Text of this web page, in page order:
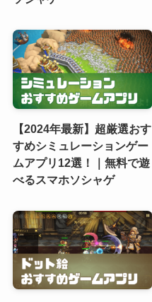
【2024年最新】超厳選おす
すめシミュレーションゲー
ムアプリ12選！｜無料で遊
べるスマホソシャゲ